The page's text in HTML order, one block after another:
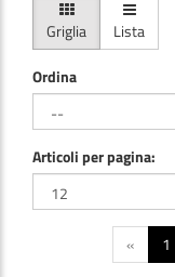
Griglia
Lista
Ordina
Articoli per pagina:
« 1